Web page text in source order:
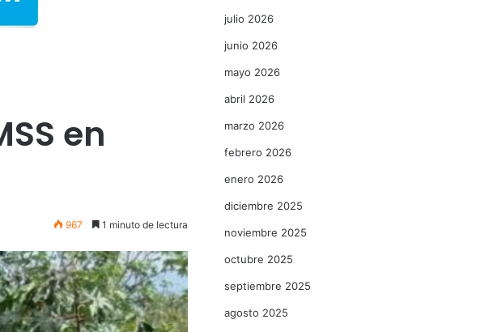
en
967 1 minuto de lectura
julio 2026
junio 2026
mayo 2026
abril 2026
marzo 2026
febrero 2026
enero 2026
diciembre 2025
noviembre 2025
octubre 2025
septiembre 2025
agosto 2025